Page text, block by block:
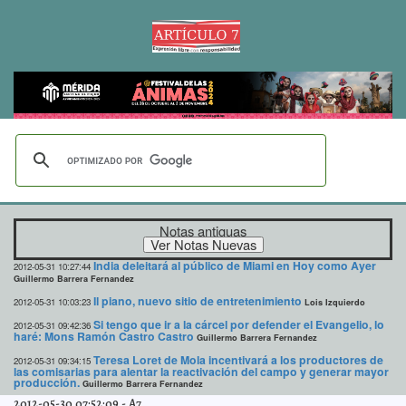
Notas antiguas
2012-05-31 10:27:44 India deleitará al público de Miami en Hoy como Ayer
Guillermo Barrera Fernandez
2012-05-31 10:03:23 Il piano, nuevo sitio de entretenimiento Lois Izquierdo
2012-05-31 09:42:36 Si tengo que ir a la cárcel por defender el Evangelio, lo
haré: Mons Ramón Castro Castro Guillermo Barrera Fernandez
2012-05-31 09:34:15 Teresa Loret de Mola incentivará a los productores de
las comisarias para alentar la reactivación del campo y generar mayor
producción. Guillermo Barrera Fernandez